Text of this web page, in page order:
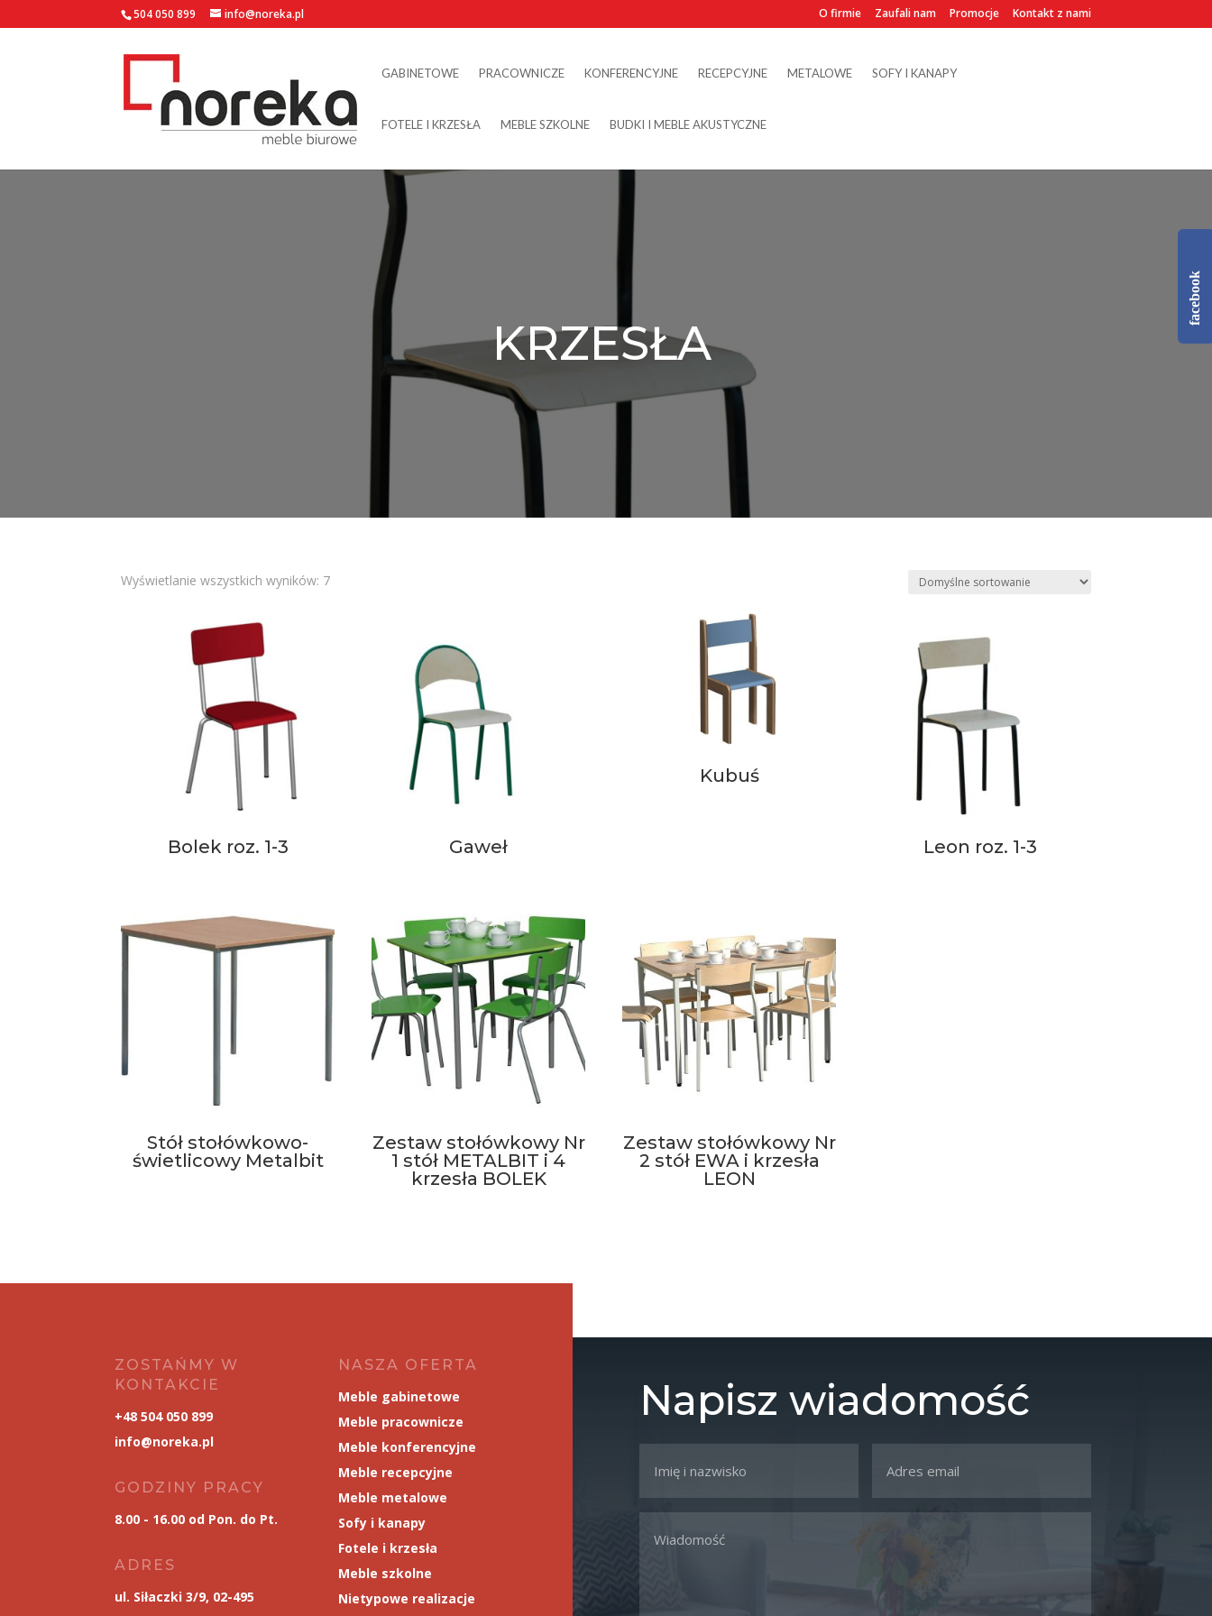
facebook
504 050 899 info@noreka.pl O firmie Zaufali nam Promocje Kontakt z nami
GABINETOWE PRACOWNICZE KONFERENCYJNE RECEPCYJNE METALOWE SOFY I KANAPY
FOTELE I KRZESŁA MEBLE SZKOLNE BUDKI I MEBLE AKUSTYCZNE
KRZESŁA
Wyświetlanie wszystkich wyników: 7
Bolek roz. 1-3 Gaweł
Kubuś
Leon roz. 1-3
Stół stołówkowo-
świetlicowy Metalbit
Zestaw stołówkowy Nr
1 stół METALBIT i 4
krzesła BOLEK
Zestaw stołówkowy Nr
2 stół EWA i krzesła
LEON
ZOSTAŃMY W
KONTAKCIE
+48 504 050 899
info@noreka.pl
GODZINY PRACY
8.00 - 16.00 od Pon. do Pt.
ADRES
ul. Siłaczki 3/9, 02-495
NASZA OFERTA
Meble gabinetowe
Meble pracownicze
Meble konferencyjne
Meble recepcyjne
Meble metalowe
Sofy i kanapy
Fotele i krzesła
Meble szkolne
Nietypowe realizacje
Napisz wiadomość